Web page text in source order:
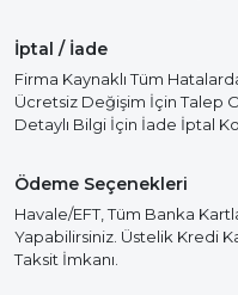
İptal / İade
Firma Kaynaklı Tüm
Ücretsiz Değişim İçin Talep
Detaylı Bilgi İçin İade İptal
Ödeme Seçenekleri
Havale/EFT, Tüm Banka
Yapabilirsiniz. Üstelik Kredi
Taksit İmkanı.